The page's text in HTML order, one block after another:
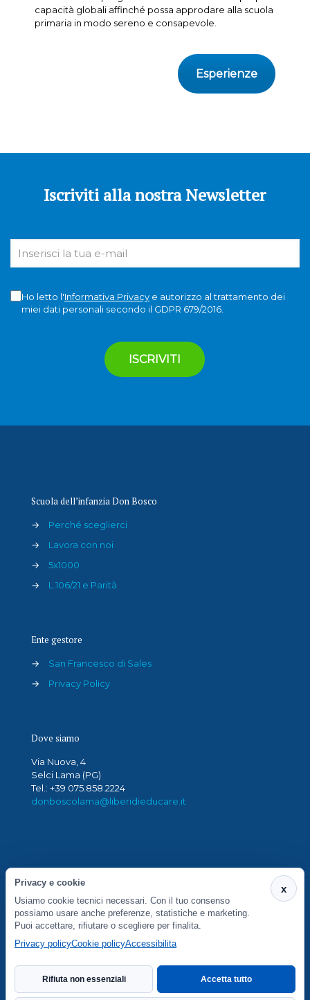
capacità globali affinché possa approdare alla scuola
primaria in modo sereno e consapevole.
Esperienze
Iscriviti alla nostra Newsletter
Ho letto l'Informativa Privacye autorizzo al trattamento dei
miei dati personali secondo il GDPR 679/2016.
Scuola dell’infanzia Don Bosco
→
Perché sceglierci
→
Lavora con noi
→
5x1000
→
L.106/21 e Parità
Ente gestore
→
San Francesco di Sales
→
Privacy Policy
Dove siamo
Via Nuova, 4
Selci Lama (PG)
Tel.: +39 075.858.2224
donboscolama@liberidieducare.it
San Francesco di Sales Società Cooperativa Sociale -
Via Cacciatori del Tevere, 6 - 06012 Città di Castello
(PG) - P.IVA 01790280547
Privacy Policy
x
Privacy e cookie
Usiamo cookie tecnici necessari. Con il tuo consenso
possiamo usare anche preferenze, statistiche e marketing.
Puoi accettare, rifiutare o scegliere per finalita.
Privacy policyCookie policyAccessibilita
Rifiuta non essenziali Accetta tutto